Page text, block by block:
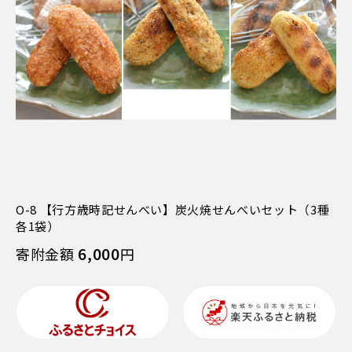
O-8 【行方歳時記せんべい】炭火焼せんべいセット（3種
各1袋）
寄附金額 6,000円